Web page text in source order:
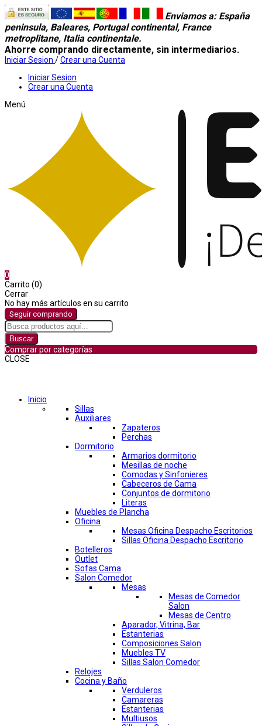
Enviamos a: España
peninsula, Baleares, Portugal continental, France
metroplitane, Italia continentale.
Ahorre comprando directamente, sin intermediarios.
Iniciar Sesion /Crear una Cuenta
Iniciar Sesion
Crear una Cuenta
Menú
0
Carrito (0)
Cerrar
No hay más artículos en su carrito
Seguir comprando
Buscar
Comprar por categorías
CLOSE
Inicio
Sillas
Auxiliares
Zapateros
Perchas
Dormitorio
Armarios dormitorio
Mesillas de noche
Comodas y Sinfonieres
Cabeceros de Cama
Conjuntos de dormitorio
Literas
Muebles de Plancha
Oficina
Mesas Oficina Despacho Escritorios
Sillas Oficina Despacho Escritorio
Botelleros
Outlet
Sofas Cama
Salon Comedor
Mesas
Mesas de Comedor
Salon
Mesas de Centro
Aparador, Vitrina, Bar
Estanterias
Composiciones Salon
Muebles TV
Sillas Salon Comedor
Relojes
Cocina y Baño
Verduleros
Camareras
Estanterias
Multiusos